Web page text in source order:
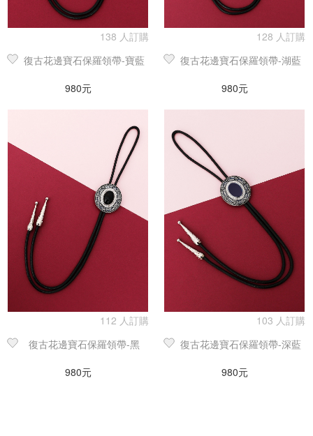
138 人訂購
復古花邊寶石保羅領帶-寶藍
980元
128 人訂購
復古花邊寶石保羅領帶-湖藍
980元
112 人訂購
復古花邊寶石保羅領帶-黑
980元
103 人訂購
復古花邊寶石保羅領帶-深藍
980元